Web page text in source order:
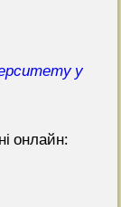
у
онлайн: